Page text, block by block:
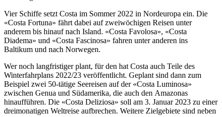
Vier Schiffe setzt Costa im Sommer 2022 in Nordeuropa ein. Die
«Costa Fortuna» fährt dabei auf zweiwöchigen Reisen unter
anderem bis hinauf nach Island. «Costa Favolosa», «Costa
Diadema» und «Costa Fascinosa» fahren unter anderen ins
Baltikum und nach Norwegen.
Wer noch langfristiger plant, für den hat Costa auch Teile des
Winterfahrplans 2022/23 veröffentlicht. Geplant sind dann zum
Beispiel zwei 50-tätige Seereisen auf der «Costa Luminosa»
zwischen Genua und Südamerika, die auch den Amazonas
hinaufführen. Die «Costa Deliziosa» soll am 3. Januar 2023 zu einer
dreimonatigen Weltreise aufbrechen. Weitere Zielgebiete sind neben